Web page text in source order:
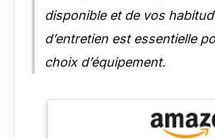
disponible et de vos
d’entretien est essentielle
choix d’équipement.